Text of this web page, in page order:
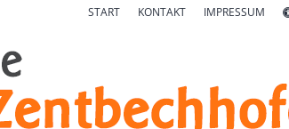
START KONTAKT IMPRESSUM